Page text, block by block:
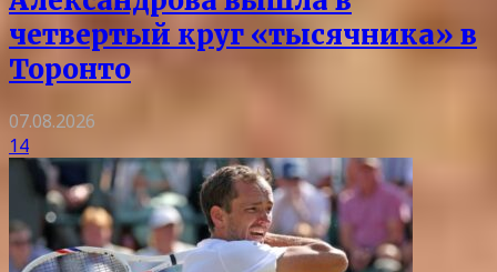
четвертый круг «тысячника» в
Торонто
07.08.2026
14